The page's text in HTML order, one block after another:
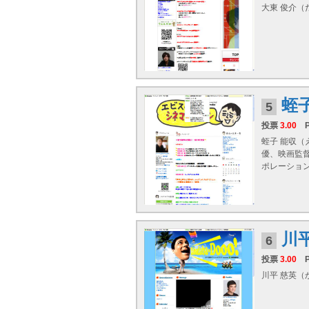
大東 俊介（
5 蛭
投票 3.00
蛭子 能収（
優、映画監
ポレーショ
6 川
投票 3.00
川平 慈英（